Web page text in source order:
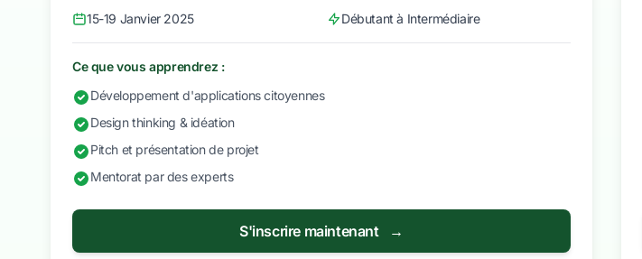
15-19 Janvier 2025
Débutant à Intermédiaire
Ce que vous apprendrez :
Développement d'applications citoyennes
Design thinking & idéation
Pitch et présentation de projet
Mentorat par des experts
S'inscrire maintenant →